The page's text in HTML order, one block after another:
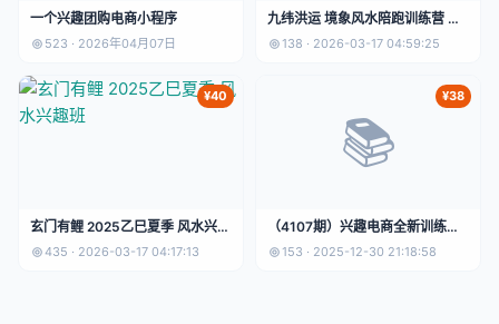
一个兴趣团购电商小程序
523 · 2026年04月07日
九纬洪运 境象风水陪跑训练营 培
养兴趣爱好
138 · 2026-03-17 04:59:25
¥40
玄门有鲤 2025乙巳夏季 风水兴趣
班 435 · 2026-03-17 04:17:13
📚
¥38
（4107期）兴趣电商全新训练
营：打破品销边界，带你玩转“兴
趣电商“实现业务增长
153 · 2025-12-30 21:18:58